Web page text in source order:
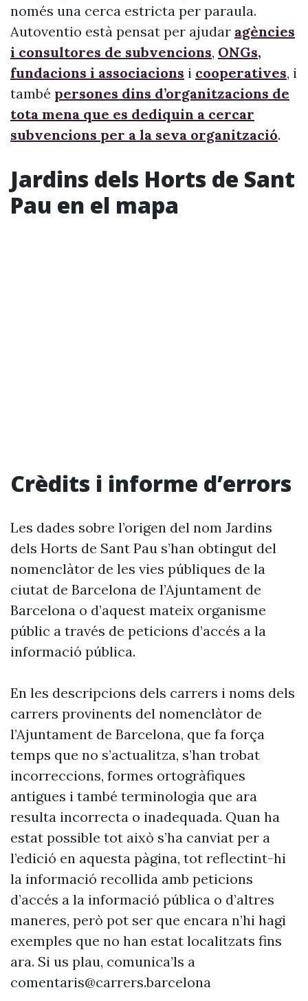
només una cerca estricta per paraula.
Autoventio està pensat per ajudar agències
i consultores de subvencions, ONGs,
fundacions i associacions i cooperatives, i
també persones dins d’organitzacions de
tota mena que es dediquin a cercar
subvencions per a la seva organització.
Jardins dels Horts de Sant
Pau en el mapa
Crèdits i informe d’errors
Les dades sobre l’origen del nom Jardins
dels Horts de Sant Pau s’han obtingut del
nomenclàtor de les vies públiques de la
ciutat de Barcelona de l’Ajuntament de
Barcelona o d’aquest mateix organisme
públic a través de peticions d’accés a la
informació pública.
En les descripcions dels carrers i noms dels
carrers provinents del nomenclàtor de
l’Ajuntament de Barcelona, que fa força
temps que no s’actualitza, s’han trobat
incorreccions, formes ortogràfiques
antigues i també terminologia que ara
resulta incorrecta o inadequada. Quan ha
estat possible tot això s’ha canviat per a
l’edició en aquesta pàgina, tot reflectint-hi
la informació recollida amb peticions
d’accés a la informació pública o d’altres
maneres, però pot ser que encara n’hi hagi
exemples que no han estat localitzats fins
ara. Si us plau, comunica’ls a
comentaris@carrers.barcelona